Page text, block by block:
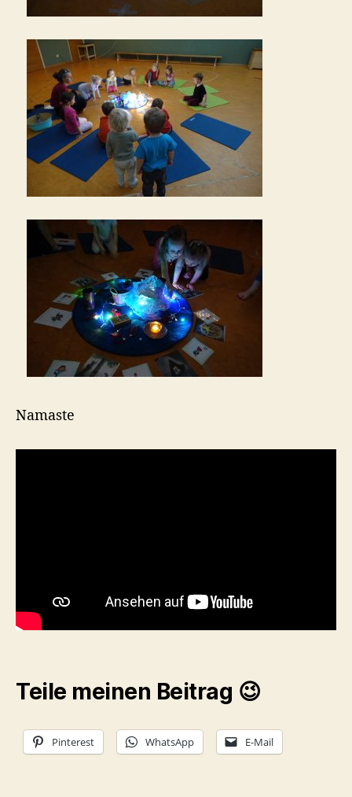
Namaste
Teile meinen Beitrag 😉
Pinterest WhatsApp E-Mail